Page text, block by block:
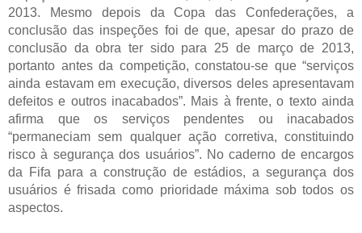
2013. Mesmo depois da Copa das Confederações, a
conclusão das inspeções foi de que, apesar do prazo de
conclusão da obra ter sido para 25 de março de 2013,
portanto antes da competição, constatou-se que “serviços
ainda estavam em execução, diversos deles apresentavam
defeitos e outros inacabados”. Mais à frente, o texto ainda
afirma que os serviços pendentes ou inacabados
“permaneciam sem qualquer ação corretiva, constituindo
risco à segurança dos usuários”. No caderno de encargos
da Fifa para a construção de estádios, a segurança dos
usuários é frisada como prioridade máxima sob todos os
aspectos.